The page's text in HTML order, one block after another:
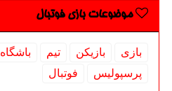
موضوعات بازی فوتبال
بازی بازیكن تیم باشگاه
پرسپولیس
فوتبال